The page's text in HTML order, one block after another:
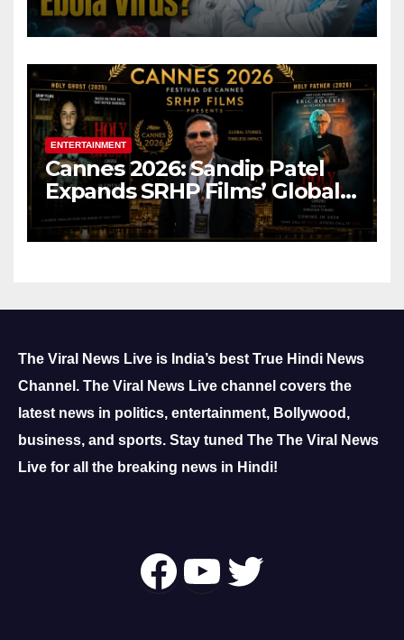
ENTERTAINMENT
Cannes 2026: Sandip Patel
Expands SRHP Films’ Global
Reach
The Viral News Live is India’s best True Hindi News
Channel. The Viral News Live channel covers the
latest news in politics, entertainment, Bollywood,
business, and sports. Stay tuned The The Viral News
Live for all the breaking news in Hindi!
Follow Us OnYouTube
Twitter